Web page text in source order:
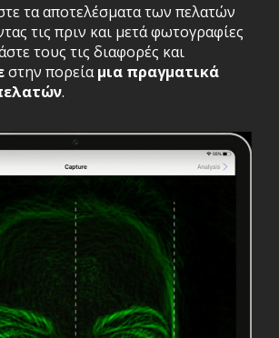
τα αποτελέσματα των πελατών
τις πριν και μετά φωτογραφίες
τους τις διαφορές και
στην πορείαμια πραγματικά
.